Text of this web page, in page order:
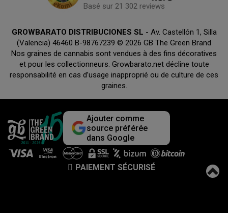
Basé sur 21 302 reviews
GROWBARATO DISTRIBUCIONES SL - Av. Castellón 1, Silla
(Valencia) 46460 B-98767239 © 2026 GB The Green Brand
Nos graines de cannabis sont vendues à des fins décoratives
et pour les collectionneurs. Growbarato.net décline toute
responsabilité en cas d’usage inapproprié ou de culture de ces
graines.
Ajouter comme
source préférée
dans Google
PAIEMENT SÉCURISÉ